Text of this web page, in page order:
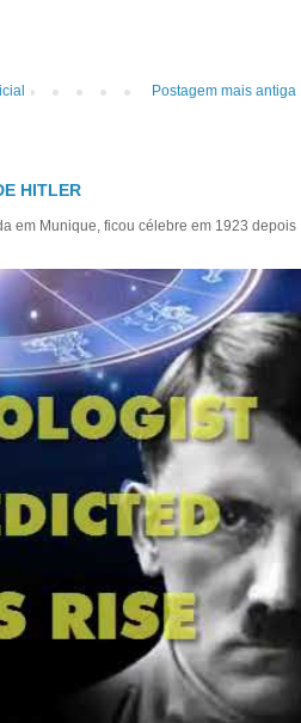
Postagem mais antiga
HITLER
em Munique, ficou célebre em 1923 depois